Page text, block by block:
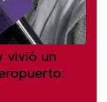
vivió un